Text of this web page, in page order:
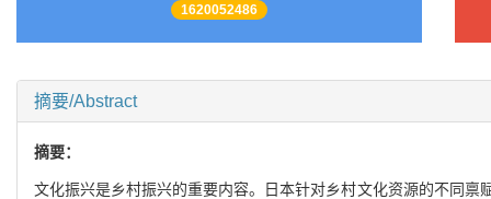
1620052486
摘要/Abstract
摘要：
文化振兴是乡村振兴的重要内容。日本针对乡村文化资源的不同